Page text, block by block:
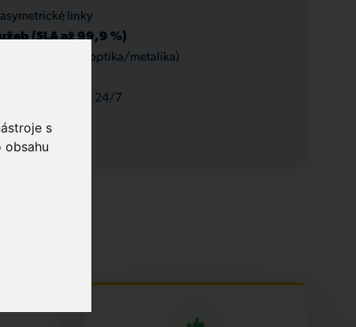
s
obsahu
linky
(SLA až 99,9 %)
rozvody (optika/metalika)
servis, podpora 24/7